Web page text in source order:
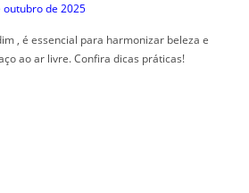
outubro de 2025
, é essencial para harmonizar beleza e
ao ar livre. Confira dicas práticas!